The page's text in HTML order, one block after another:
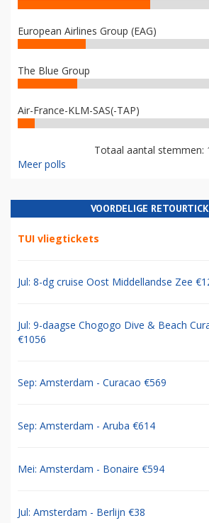
European Airlines Group (EAG)
The Blue Group
Air-France-KLM-SAS(-TAP)
Totaal aantal stemmen:
Meer polls
VOORDELIGE
TUI vliegtickets
Jul: 8-dg cruise Oost Middellandse Zee
Jul: 9-daagse Chogogo Dive & Beach
€1056
Sep: Amsterdam - Curacao €569
Sep: Amsterdam - Aruba €614
Mei: Amsterdam - Bonaire €594
Jul: Amsterdam - Berlijn €38